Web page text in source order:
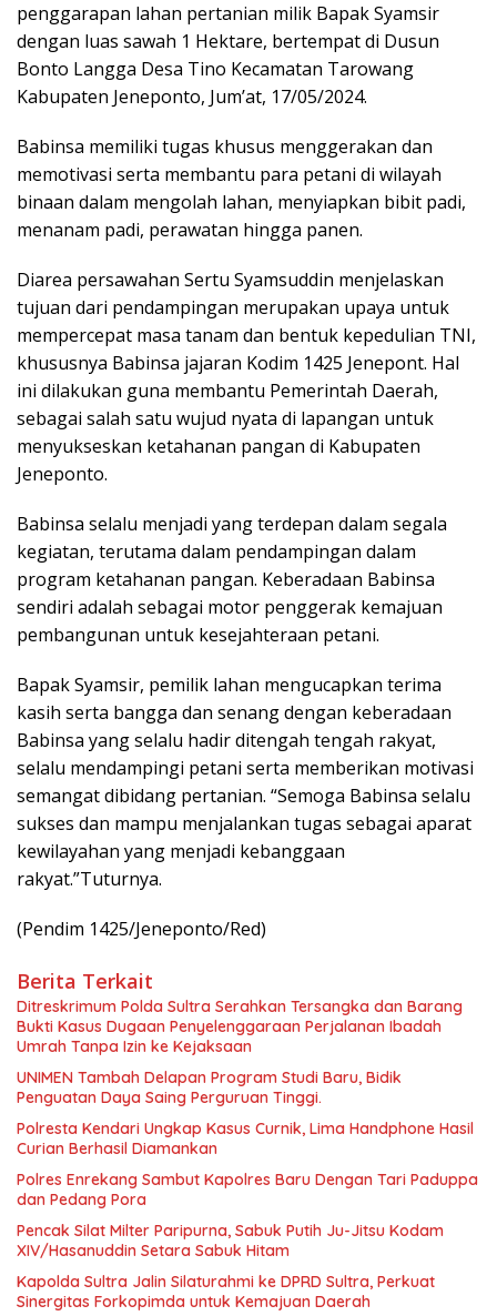
penggarapan lahan pertanian milik Bapak Syamsir
dengan luas sawah 1 Hektare, bertempat di Dusun
Bonto Langga Desa Tino Kecamatan Tarowang
Kabupaten Jeneponto, Jum’at, 17/05/2024.
Babinsa memiliki tugas khusus menggerakan dan
memotivasi serta membantu para petani di wilayah
binaan dalam mengolah lahan, menyiapkan bibit padi,
menanam padi, perawatan hingga panen.
Diarea persawahan Sertu Syamsuddin menjelaskan
tujuan dari pendampingan merupakan upaya untuk
mempercepat masa tanam dan bentuk kepedulian TNI,
khususnya Babinsa jajaran Kodim 1425 Jenepont. Hal
ini dilakukan guna membantu Pemerintah Daerah,
sebagai salah satu wujud nyata di lapangan untuk
menyukseskan ketahanan pangan di Kabupaten
Jeneponto.
Babinsa selalu menjadi yang terdepan dalam segala
kegiatan, terutama dalam pendampingan dalam
program ketahanan pangan. Keberadaan Babinsa
sendiri adalah sebagai motor penggerak kemajuan
pembangunan untuk kesejahteraan petani.
Bapak Syamsir, pemilik lahan mengucapkan terima
kasih serta bangga dan senang dengan keberadaan
Babinsa yang selalu hadir ditengah tengah rakyat,
selalu mendampingi petani serta memberikan motivasi
semangat dibidang pertanian. “Semoga Babinsa selalu
sukses dan mampu menjalankan tugas sebagai aparat
kewilayahan yang menjadi kebanggaan
rakyat.”Tuturnya.
(Pendim 1425/Jeneponto/Red)
Berita Terkait
Ditreskrimum Polda Sultra Serahkan Tersangka dan Barang
Bukti Kasus Dugaan Penyelenggaraan Perjalanan Ibadah
Umrah Tanpa Izin ke Kejaksaan
UNIMEN Tambah Delapan Program Studi Baru, Bidik
Penguatan Daya Saing Perguruan Tinggi.
Polresta Kendari Ungkap Kasus Curnik, Lima Handphone Hasil
Curian Berhasil Diamankan
Polres Enrekang Sambut Kapolres Baru Dengan Tari Paduppa
dan Pedang Pora
Pencak Silat Milter Paripurna, Sabuk Putih Ju-Jitsu Kodam
XIV/Hasanuddin Setara Sabuk Hitam
Kapolda Sultra Jalin Silaturahmi ke DPRD Sultra, Perkuat
Sinergitas Forkopimda untuk Kemajuan Daerah